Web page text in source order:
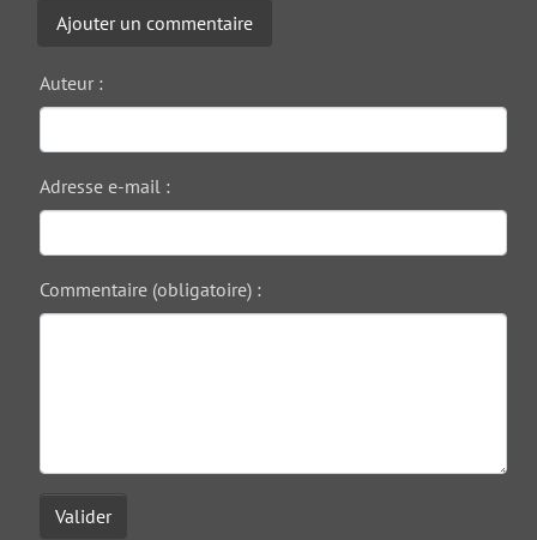
Ajouter un commentaire
Auteur :
Adresse e-mail :
Commentaire (obligatoire) :
Valider